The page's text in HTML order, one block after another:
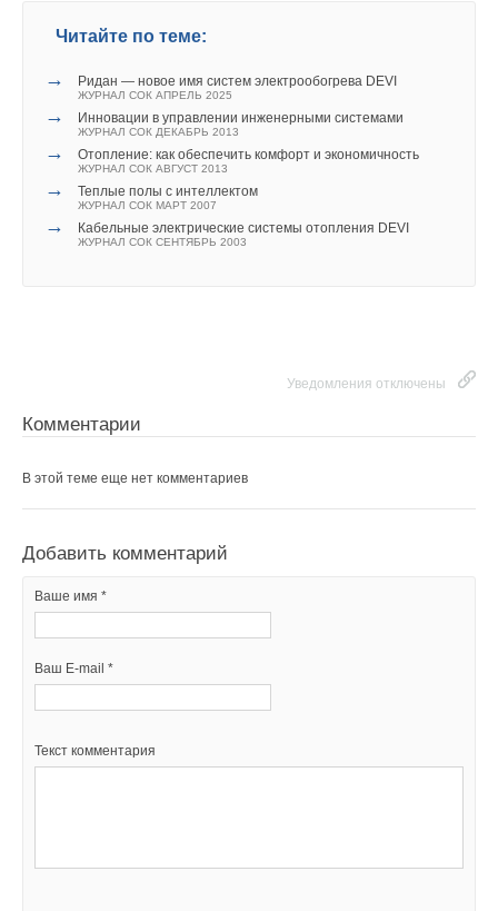
Читайте по теме:
→ Ридан — новое имя систем электрообогрева DEVI
ЖУРНАЛ СОК АПРЕЛЬ 2025
→ Инновации в управлении инженерными системами
ЖУРНАЛ СОК ДЕКАБРЬ 2013
→ Отопление: как обеспечить комфорт и экономичность
ЖУРНАЛ СОК АВГУСТ 2013
→ Теплые полы с интеллектом
ЖУРНАЛ СОК МАРТ 2007
→ Кабельные электрические системы отопления DEVI
ЖУРНАЛ СОК СЕНТЯБРЬ 2003
Уведомления отключены
Комментарии
В этой теме еще нет комментариев
Добавить комментарий
Ваше имя *
Ваш E-mail *
Текст комментария